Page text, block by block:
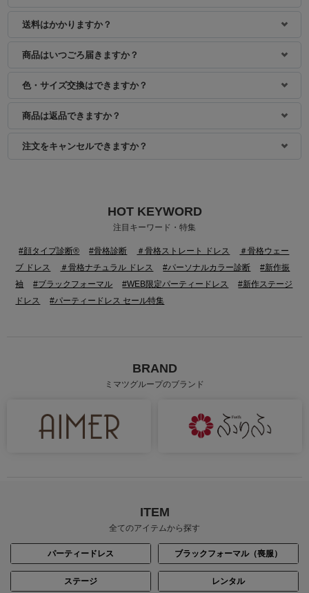
送料はかかりますか？
商品はいつごろ届きますか？
色・サイズ交換はできますか？
商品は返品できますか？
注文をキャンセルできますか？
HOT KEYWORD
注目キーワード・特集
#顔タイプ診断® #骨格診断 ＃骨格ストレート ドレス
＃骨格ウェー
ブ ドレス
＃骨格ナチュラル ドレス #パーソナルカラー診断
#新作振
袖
#ブラックフォーマル #WEB限定パーティードレス
#新作ステージ
ドレス
#パーティードレス セール特集
BRAND
ミマツグループのブランド
ITEM
全てのアイテムから探す
パーティードレス ブラックフォーマル（喪服）
ステージ レンタル